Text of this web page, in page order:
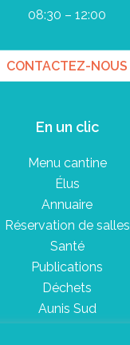
08:30 – 12:00
CONTACTEZ-NOUS
En un clic
Menu cantine
Élus
Annuaire
Réservation de salles
Santé
Publications
Déchets
Aunis Sud